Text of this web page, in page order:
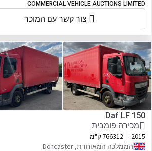
COMMERCIAL VEHICLE AUCTIONS LIMITED
צור קשר עם המוכר
Daf LF 150
מכירה פומבית
2015
766312 ק"מ
הממלכה המאוחדת, Doncaster